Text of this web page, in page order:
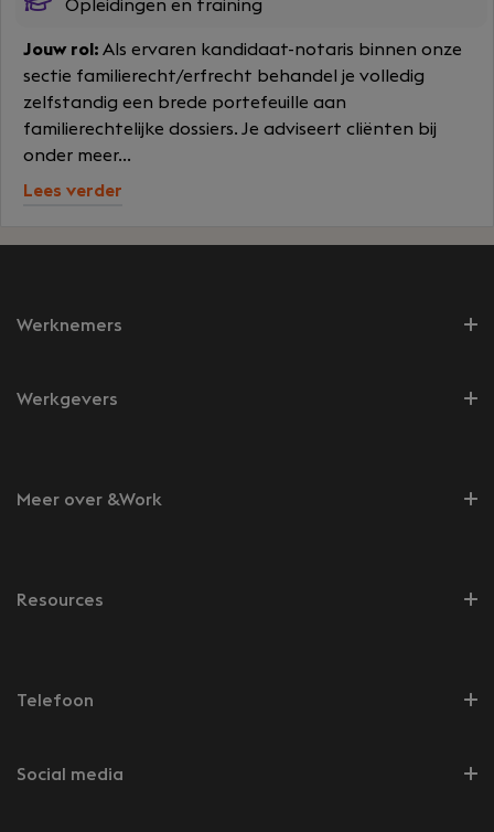
Opleidingen en training
Jouw rol: Als ervaren kandidaat-notaris binnen onze
sectie familierecht/erfrecht behandel je volledig
zelfstandig een brede portefeuille aan
familierechtelijke dossiers. Je adviseert cliënten bij
onder meer...
Lees verder
Werknemers
Werkgevers
Meer over &Work
Resources
Telefoon
Social media